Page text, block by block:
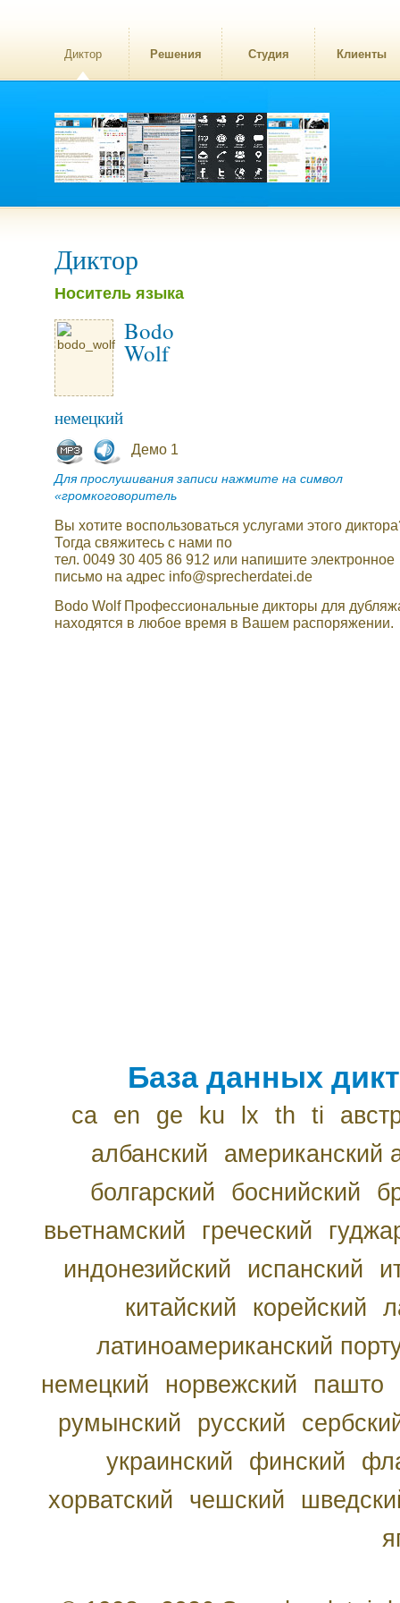
Диктор Решения Студия Клиенты
Диктор
Носитель языка
Bodo
Wolf
немецкий
Демо 1
Для прослушивания записи нажмите на символ
«громкоговоритель
Вы хотите воспользоваться услугами этого
Тогда свяжитесь с нами по
тел. 0049 30 405 86 912 или напишите электронное
письмо на адрес info@sprecherdatei.de
Bodo Wolf Профессиональные дикторы для
находятся в любое время в Вашем распоряжении.
База данных
ca en ge ku lx th ti
албанский
американский
болгарский
боснийский
вьетнамский
греческий
индонезийский
испанский
китайский
корейский
латиноамериканский
немецкий
норвежский
пашто
румынский
русский
украинский
финский
хорватский
чешский